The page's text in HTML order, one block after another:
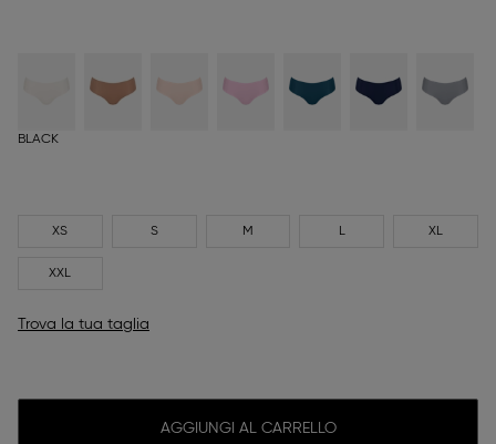
BLACK
XS S M L XL
XXL
Trova la tua taglia
AGGIUNGI AL CARRELLO